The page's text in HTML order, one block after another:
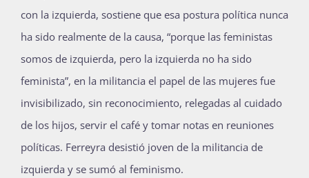
con la izquierda, sostiene que esa postura política nunca
ha sido realmente de la causa, “porque las feministas
somos de izquierda, pero la izquierda no ha sido
feminista”, en la militancia el papel de las mujeres fue
invisibilizado, sin reconocimiento, relegadas al cuidado
de los hijos, servir el café y tomar notas en reuniones
políticas. Ferreyra desistió joven de la militancia de
izquierda y se sumó al feminismo.